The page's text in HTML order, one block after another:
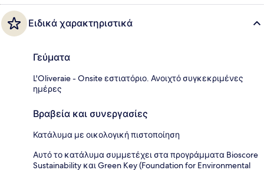
Ειδικά χαρακτηριστικά
Γεύματα
L'Oliveraie - Onsite εστιατόριο. Ανοιχτό συγκεκριμένες
ημέρες
Βραβεία και συνεργασίες
Κατάλυμα με οικολογική πιστοποίηση
Αυτό το κατάλυμα συμμετέχει στα προγράμματα Bioscore
Sustainability και Green Key (Foundation for Environmental